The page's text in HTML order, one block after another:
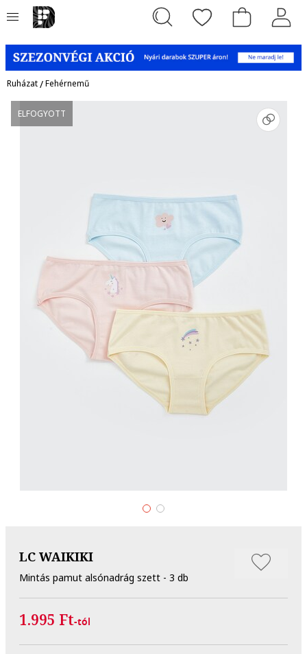
Ruházat/Fehérnemű
ELFOGYOTT
LC WAIKIKI
Mintás pamut alsónadrág szett - 3 db
1.995 Ft-tól